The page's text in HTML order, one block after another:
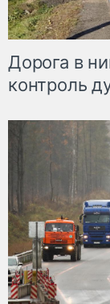
Дорога в
контроль